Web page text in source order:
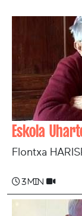
Eskola
Flontxa
3 min